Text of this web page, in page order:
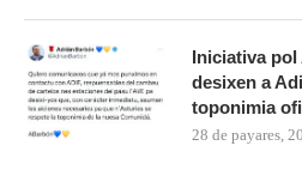
Iniciativa
desixen a
toponimia
28 de payares,